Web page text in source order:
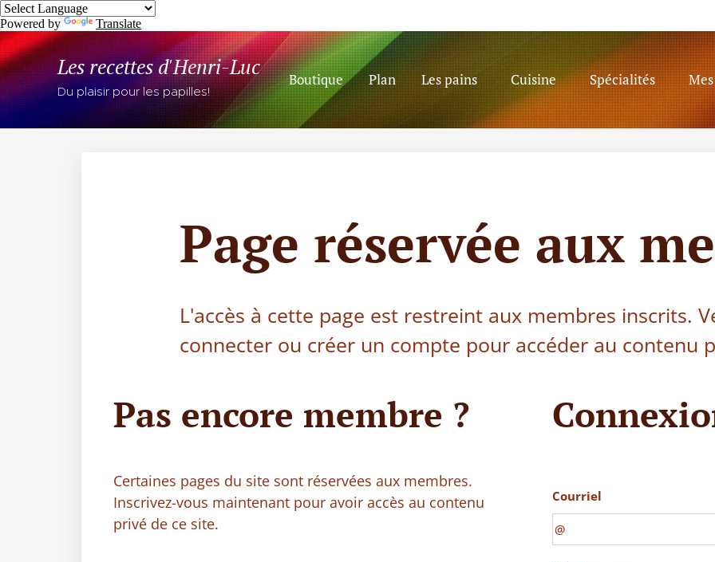
Powered by Translate
Les recettes d'Henri-Luc
Du plaisir pour les papilles!
Boutique Plan Les pains Cuisine Spécialités
Page réservée aux
L'accès à cette page est restreint aux membres inscrits.
connecter ou créer un compte pour accéder au contenu
Pas encore membre ?
Certaines pages du site sont réservées aux membres.
Inscrivez-vous maintenant pour avoir accès au contenu
privé de ce site.
Courriel